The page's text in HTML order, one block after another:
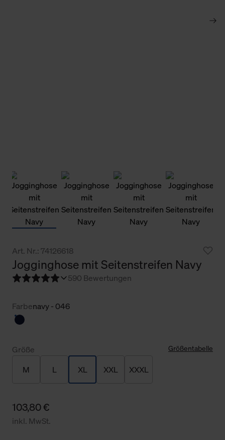
Art. Nr.: 74126618
Jogginghose mit Seitenstreifen Navy
590 Bewertungen
Farbenavy - 046
Größe Größentabelle
M L XL XXL XXXL
103,80 €
inkl. MwSt.